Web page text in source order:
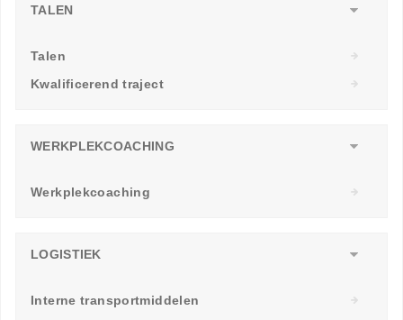
TALEN
Talen
Kwalificerend traject
WERKPLEKCOACHING
Werkplekcoaching
LOGISTIEK
Interne transportmiddelen